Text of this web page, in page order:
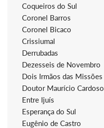
Coqueiros do Sul
Coronel Barros
Coronel Bicaco
Crissiumal
Derrubadas
Dezesseis de Novembro
Dois Irmãos das Missões
Doutor Maurício Cardoso
Entre Ijuís
Esperança do Sul
Eugênio de Castro